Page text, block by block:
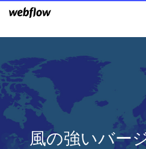
風の強いバー